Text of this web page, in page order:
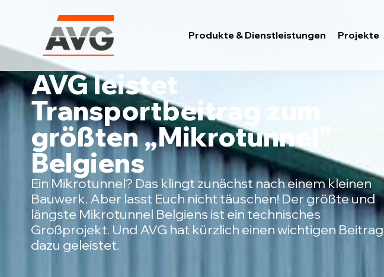
Produkte & Dienstleistungen Projekte
AVG leistet
Transportbeitrag zum
größten „Mikrotunnel”
Belgiens
Ein Mikrotunnel? Das klingt zunächst nach einem kleinen
Bauwerk. Aber lasst Euch nicht täuschen! Der größte und
längste Mikrotunnel Belgiens ist ein technisches
Großprojekt. Und AVG hat kürzlich einen wichtigen Beitrag
dazu geleistet.